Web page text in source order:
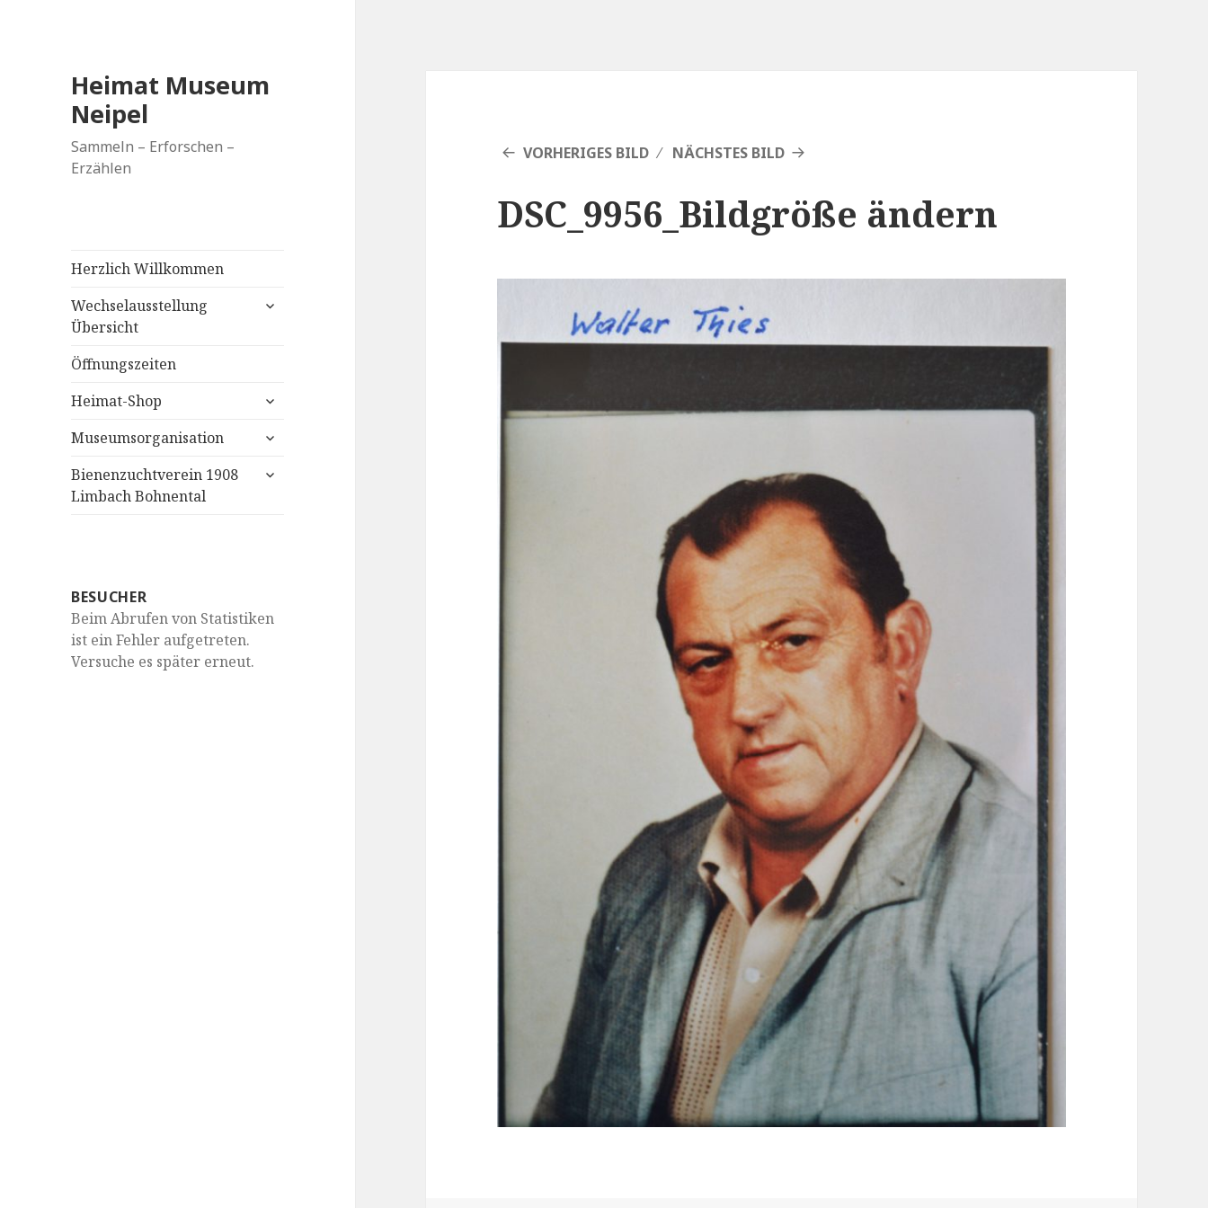
Heimat Museum
Neipel
Sammeln – Erforschen –
Erzählen
Herzlich Willkommen
Wechselausstellung
Übersicht
untermenü
Öffnungszeiten
Heimat-Shop
untermenü
Museumsorganisation
untermenü
Bienenzuchtverein 1908
Limbach Bohnental
untermenü
BESUCHER
Beim Abrufen von Statistiken
ist ein Fehler aufgetreten.
Versuche es später erneut.
VORHERIGES BILD NÄCHSTES BILD
DSC_9956_Bildgröße ändern